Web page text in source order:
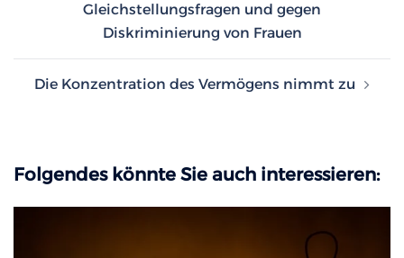
Gleichstellungsfragen und gegen
Diskriminierung von Frauen
Die Konzentration des Vermögens nimmt zu
Folgendes könnte Sie auch interessieren: